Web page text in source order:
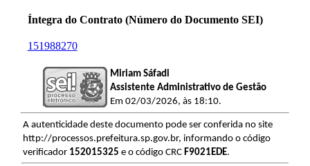
Íntegra do Contrato (Número do Documento SEI)
151988270
Miriam Sáfadi
Assistente Administrativo de Gestão
Em 02/03/2026, às 18:10.
A autenticidade deste documento pode ser conferida no site
http://processos.prefeitura.sp.gov.br, informando o código
verificador 152015325 e o código CRC F9021EDE.